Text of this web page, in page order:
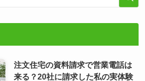
注文住宅の資料請求で営業電話は
来る？20社に請求した私の実体験